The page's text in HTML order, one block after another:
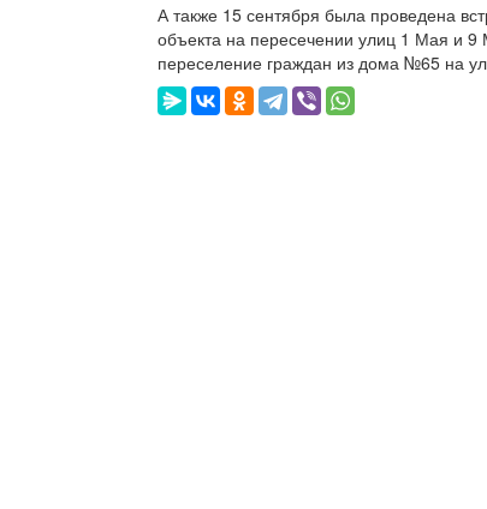
А также 15 сентября была проведена
объекта на пересечении улиц 1 Мая и 9
переселение граждан из дома №65 на